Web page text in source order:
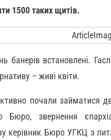
1500 таких щитів.
банерів встановлені.
– живі квіти.
почали займатися
Бюро, звернення
керівник Бюро УГКЦ з